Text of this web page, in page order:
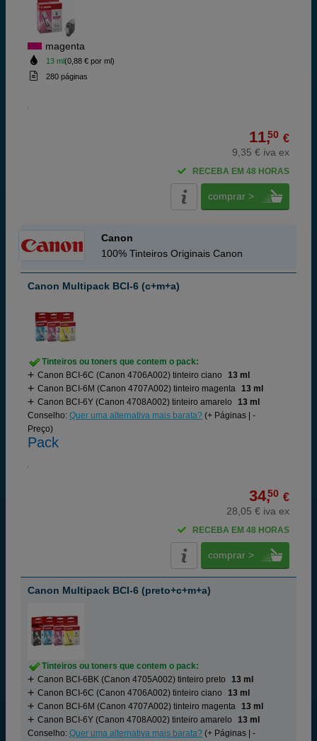
magenta
13 ml(0,88 € por ml)
280 páginas
11,50 €
9,35 € iva ex
RECEBA EM 48 HORAS
comprar >
Canon
100% Tinteiros Originais Canon
Canon Multipack BCI-6 (c+m+a)
Tinteiros ou toners que contem o pack:
Canon BCI-6C (Canon 4706A002) tinteiro ciano
13 ml
Canon BCI-6M (Canon 4707A002) tinteiro magenta 13 ml
Canon BCI-6Y (Canon 4708A002) tinteiro amarelo
13 ml
Conselho: Quer uma alternativa mais barata? (+ Páginas | -
Preço)
Pack
34,50 €
28,05 € iva ex
RECEBA EM 48 HORAS
comprar >
Canon Multipack BCI-6 (preto+c+m+a)
Tinteiros ou toners que contem o pack:
Canon BCI-6BK (Canon 4705A002) tinteiro preto
13 ml
Canon BCI-6C (Canon 4706A002) tinteiro ciano
13 ml
Canon BCI-6M (Canon 4707A002) tinteiro magenta 13 ml
Canon BCI-6Y (Canon 4708A002) tinteiro amarelo
13 ml
Conselho: Quer uma alternativa mais barata? (+ Páginas | -